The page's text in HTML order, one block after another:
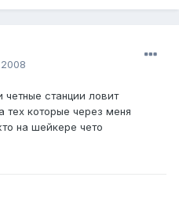
станции ловит
тех которые через меня
на шейкере чето